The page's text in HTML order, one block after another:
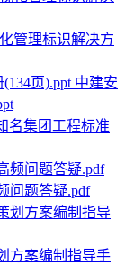
管理标识解决方
中建安
名集团工程标准
问题答疑.pdf
方案编制指导手